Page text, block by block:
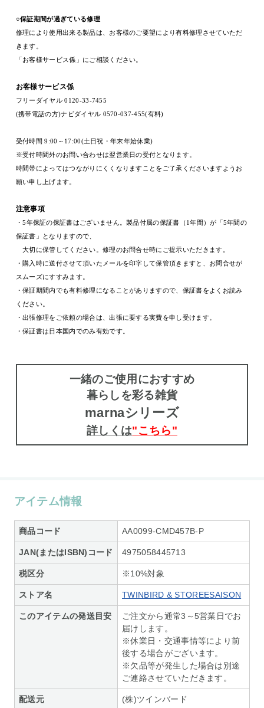
○保証期間が過ぎている修理
修理により使用出来る製品は、お客様のご要望により有料修理させていただ
きます。
「お客様サービス係」にご相談ください。
お客様サービス係
フリーダイヤル0120-33-7455
(携帯電話の方)ナビダイヤル 0570-037-455(有料)
受付時間9:00 ～ 17:00(土日祝・年末年始休業)
※受付時間外のお問い合わせは翌営業日の受付となります。
時間帯によってはつながりにくくなりますことをご了承くださいますようお
願い申し上げます。
注意事項
・5年保証の保証書はございません。製品付属の保証書（1年間）が「 5年間の
保証書」となりますので、
大切に保管してください。修理のお問合せ時にご提示いただきます。
・購入時に送付させて頂いたメールを印字して保管頂きますと、お問合せが
スムーズにすすみます。
・保証期間内でも有料修理になることがありますので、保証書をよくお読み
ください。
・出張修理をご依頼の場合は、出張に要する実費を申し受けます。
・保証書は日本国内でのみ有効です。
一緒のご使用におすすめ
暮らしを彩る雑貨
marnaシリーズ
詳しくは"こちら"
アイテム情報
商品コード AA0099-CMD457B-P
JAN(またはISBN)コード 4975058445713
税区分 ※10%対象
ストア名 TWINBIRD & STOREESAISON
このアイテムの発送目安
ご注文から通常3～5営業日でお
届けします。
※休業日・交通事情等により前
後する場合がございます。
※欠品等が発生した場合は別途
ご連絡させていただきます。
配送元 (株)ツインバード